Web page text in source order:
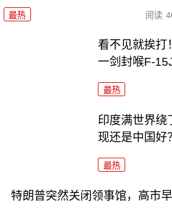
最热 阅读
看不见就挨打
一剑封喉F-
最热
印度满世界绕
现还是中国好？
最热
特朗普突然关闭领事馆，高市